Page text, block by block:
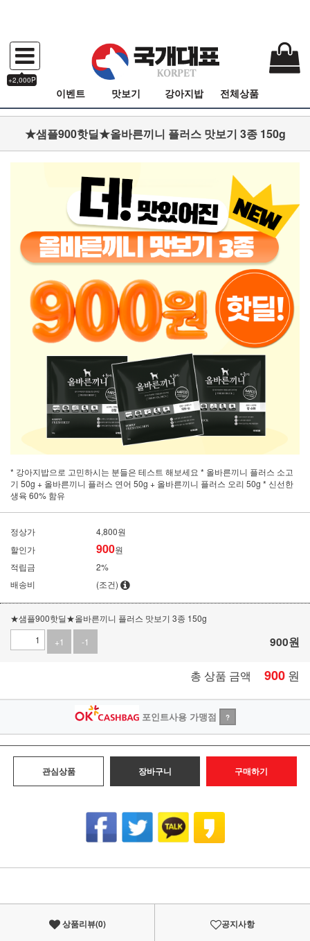
+2,000P
이벤트 맛보기 강아지밥 전체상품
★샘플900핫딜★올바른끼니 플러스 맛보기 3종 150g
* 강아지밥으로 고민하시는 분들은 테스트 해보세요 * 올바른끼니 플러스 소고
기 50g + 올바른끼니 플러스 연어 50g + 올바른끼니 플러스 오리 50g * 신선한
생육 60% 함유
정상가
4,800원
할인가
900원
적립금
2%
배송비
(조건)
★샘플900핫딜★올바른끼니 플러스 맛보기 3종 150g
+1
-1 900원
총 상품 금액 900 원
포인트사용 가맹점 ?
관심상품 장바구니 구매하기
상품리뷰(0) 공지사항